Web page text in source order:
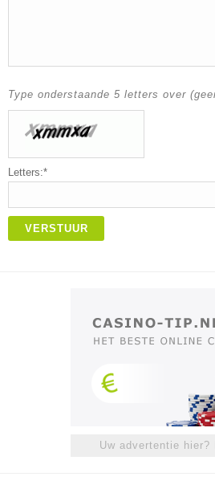
Type onderstaande 5 letters over
Letters:*
VERSTUUR
Uw advertentie hier?